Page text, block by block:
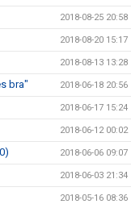
2018-08-25 20:58
2018-08-20 15:17
2018-08-13 13:28
bra" 2018-06-18 20:56
2018-06-17 15:24
2018-06-12 00:02
2018-06-06 09:07
2018-06-03 21:34
2018-05-16 08:36